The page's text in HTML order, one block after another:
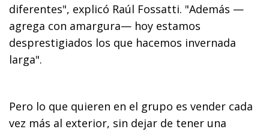
diferentes", explicó Raúl Fossatti. "Además —
agrega con amargura— hoy estamos
desprestigiados los que hacemos invernada
larga".
Pero lo que quieren en el grupo es vender cada
vez más al exterior, sin dejar de tener una